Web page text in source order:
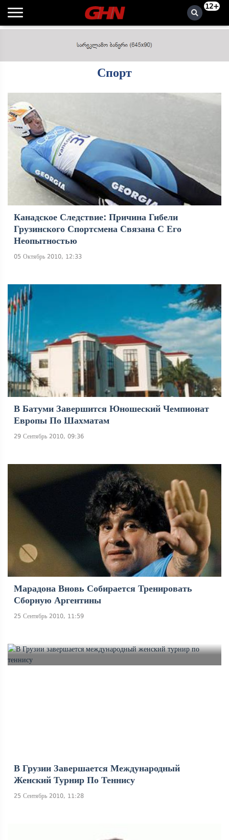
12+
Спорт
Канадское Следствие: Причина Гибели
Грузинского Спортсмена Связана С Его
Неопытностью
05 Октябрь 2010, 12:33
В Батуми Завершится Юношеский Чемпионат
Европы По Шахматам
29 Сентябрь 2010, 09:36
Марадона Вновь Собирается Тренировать
Сборную Аргентины
25 Сентябрь 2010, 11:59
В Грузии Завершается Международный
Женский Турнир По Теннису
25 Сентябрь 2010, 11:28